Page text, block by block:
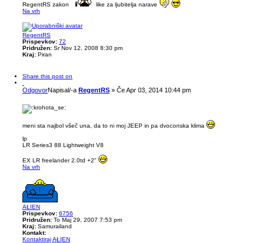
RegentRS zakon
like za ljubitelja narave
Na vrh
RegentRS
Prispevkov: 72
Pridružen: Sr Nov 12, 2008 8:30 pm
Kraj: Piran
Share this post on
OdgovorNapisal/-a RegentRS » Če Apr 03, 2014 10:44 pm
meni sta najbol všeč una, da to ni moj JEEP in pa dvoconska klima
lp
LR Series3 88 Lightweight V8
EX LR freelander 2.0td +2"
Na vrh
AŁIEN
Prispevkov: 6756
Pridružen: To Maj 29, 2007 7:53 pm
Kraj: Samurailand
Kontakt:
Kontaktiraj AŁIEN